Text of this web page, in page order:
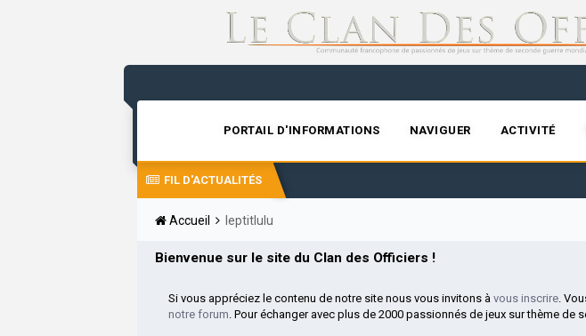
PORTAIL D'INFORMATIONS NAVIGUER ACTIVITÉ
FIL D'ACTUALITÉS
Accueil leptitlulu
Bienvenue sur le site du Clan des Officiers !
Si vous appréciez le contenu de notre site nous vous invitons àvous inscrire .
notre forum . Pour échanger avec plus de 2000 passionnés de jeux sur thème